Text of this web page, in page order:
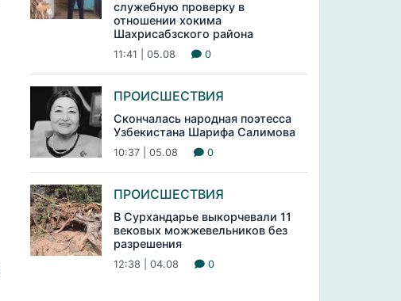
служебную проверку в
отношении хокима
Шахрисабзского района
11:41 | 05.08 0
ПРОИСШЕСТВИЯ
Скончалась народная поэтесса
Узбекистана Шарифа Салимова
10:37 | 05.08 0
ПРОИСШЕСТВИЯ
В Сурхандарье выкорчевали 11
вековых можжевельников без
разрешения
12:38 | 04.08 0